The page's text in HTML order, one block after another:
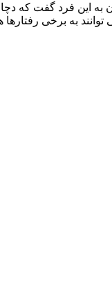
این فرد گفت که
به برخی رفتارها هم